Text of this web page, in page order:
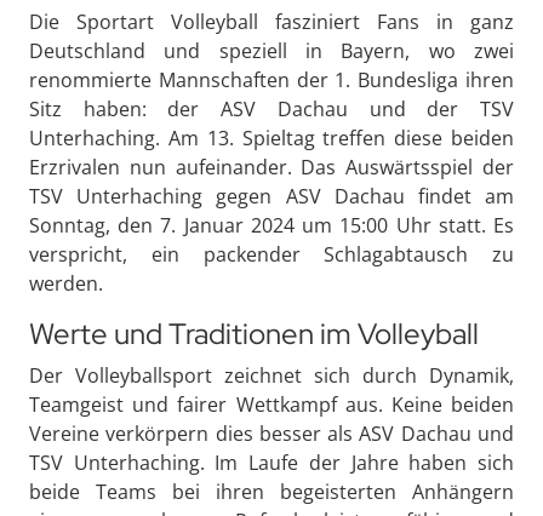
Die Sportart Volleyball fasziniert Fans in ganz
Deutschland und speziell in Bayern, wo zwei
renommierte Mannschaften der 1. Bundesliga ihren
Sitz haben: der ASV Dachau und der TSV
Unterhaching. Am 13. Spieltag treffen diese beiden
Erzrivalen nun aufeinander. Das Auswärtsspiel der
TSV Unterhaching gegen ASV Dachau findet am
Sonntag, den 7. Januar 2024 um 15:00 Uhr statt. Es
verspricht, ein packender Schlagabtausch zu
werden.
Werte und Traditionen im Volleyball
Der Volleyballsport zeichnet sich durch Dynamik,
Teamgeist und fairer Wettkampf aus. Keine beiden
Vereine verkörpern dies besser als ASV Dachau und
TSV Unterhaching. Im Laufe der Jahre haben sich
beide Teams bei ihren begeisterten Anhängern